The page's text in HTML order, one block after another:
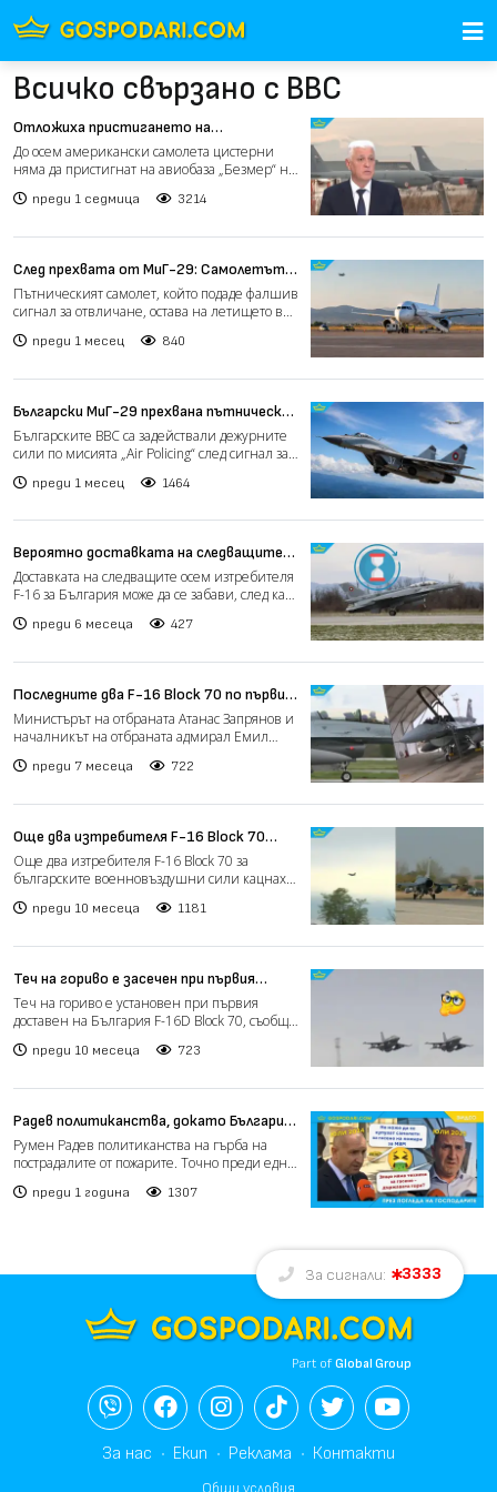
Всичко свързано с ВВС
Отложиха пристигането на
американските самолети цистерни в
„Безмер“ (видео)
До осем американски самолета цистерни
няма да пристигнат на авиобаза „Безмер“ на
преди 1 седмица 3214
След прехвата от МиГ-29: Самолетът,
подал фалшив сигнал за отвличане,
остава на летището в Бургас
Пътническият самолет, който подаде фалшив
сигнал за отвличане, остава на летището в
преди 1 месец 840
Български МиГ-29 прехвана пътнически
самолет след сигнал за възможна
незаконна намеса
Българските ВВС са задействали дежурните
сили по мисията „Air Policing“ след сигнал за
преди 1 месец 1464
Вероятно доставката на следващите
F-16 ще се забави
Доставката на следващите осем изтребителя
F-16 за България може да се забави, след като
преди 6 месеца 427
Последните два F-16 Block 70 по първия
договор кацнаха у нас
Министърът на отбраната Атанас Запрянов и
началникът на отбраната адмирал Емил
преди 7 месеца 722
Още два изтребителя F-16 Block 70
кацнаха в авиобаза „Граф Игнатиево“
Още два изтребителя F-16 Block 70 за
българските военновъздушни сили кацнаха
преди 10 месеца 1181
Теч на гориво е засечен при първия
български F-16
Теч на гориво е установен при първия
доставен на България F-16D Block 70, съобщи
преди 10 месеца 723
Радев политиканства, докато България
гори (видео)
Румен Радев политиканства на гърба на
пострадалите от пожарите. Точно преди една
преди 1 година 1307
За сигнали: 3333
Part ofGlobal Group
За нас Екип Реклама Контакти
Общи условия